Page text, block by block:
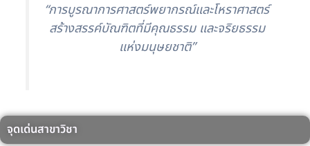
“การบูรณาการศาสตร์พยากรณ์และโหราศาสตร์
สร้างสรรค์บัณฑิตที่มีคุณธรรม และจริยธรรม
แห่งมนุษยชาติ”
จุดเด่นสาขาวิชา